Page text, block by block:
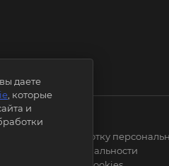
на обработку
конфиденциальности
даете
, которые
и